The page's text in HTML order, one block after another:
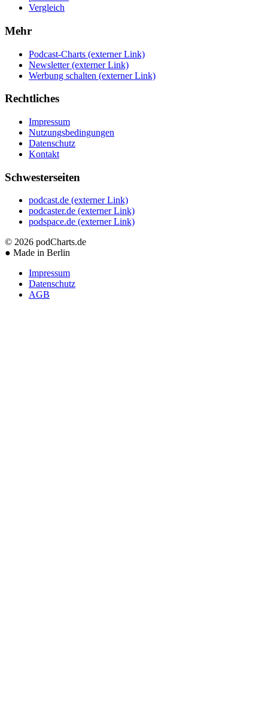
Vergleich
Mehr
Podcast-Charts (externer Link)
Newsletter (externer Link)
Werbung schalten (externer Link)
Rechtliches
Impressum
Nutzungsbedingungen
Datenschutz
Kontakt
Schwesterseiten
podcast.de (externer Link)
podcaster.de (externer Link)
podspace.de (externer Link)
© 2026 podCharts.de
● Made in Berlin
Impressum
Datenschutz
AGB